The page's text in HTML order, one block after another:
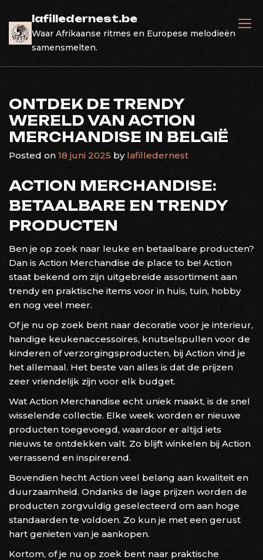
content
lafilledernest.be
Waar Afrikaanse ritmes en Europese melodieën
samensmelten.
ONTDEK DE TRENDY
WERELD VAN ACTION
MERCHANDISE IN BELGIË
Posted on 18 juni 2025 by lafilledernest
ACTION MERCHANDISE:
BETAALBARE EN TRENDY
PRODUCTEN
Ben je op zoek naar leuke en betaalbare producten?
Dan is Action Merchandise de place to be! Action
staat bekend om zijn uitgebreide assortiment aan
trendy en praktische items voor in huis, tuin, hobby
en nog veel meer.
Of je nu op zoek bent naar decoratie voor je interieur,
handige keukenaccessoires, knutselspullen voor de
kinderen of verzorgingsproducten, bij Action vind je
het allemaal. Het beste van alles is dat de prijzen
zeer vriendelijk zijn voor elk budget.
Wat Action Merchandise echt uniek maakt, is de snel
wisselende collectie. Elke week worden er nieuwe
producten toegevoegd, waardoor er altijd iets
nieuws te ontdekken valt. Zo blijft winkelen bij Action
verrassend en inspirerend.
Bovendien hecht Action veel belang aan kwaliteit en
duurzaamheid. Ondanks de lage prijzen worden de
producten zorgvuldig geselecteerd om aan hoge
standaarden te voldoen. Zo kun je met een gerust
hart genieten van je aankopen.
Kortom, of je nu op zoek bent naar praktische